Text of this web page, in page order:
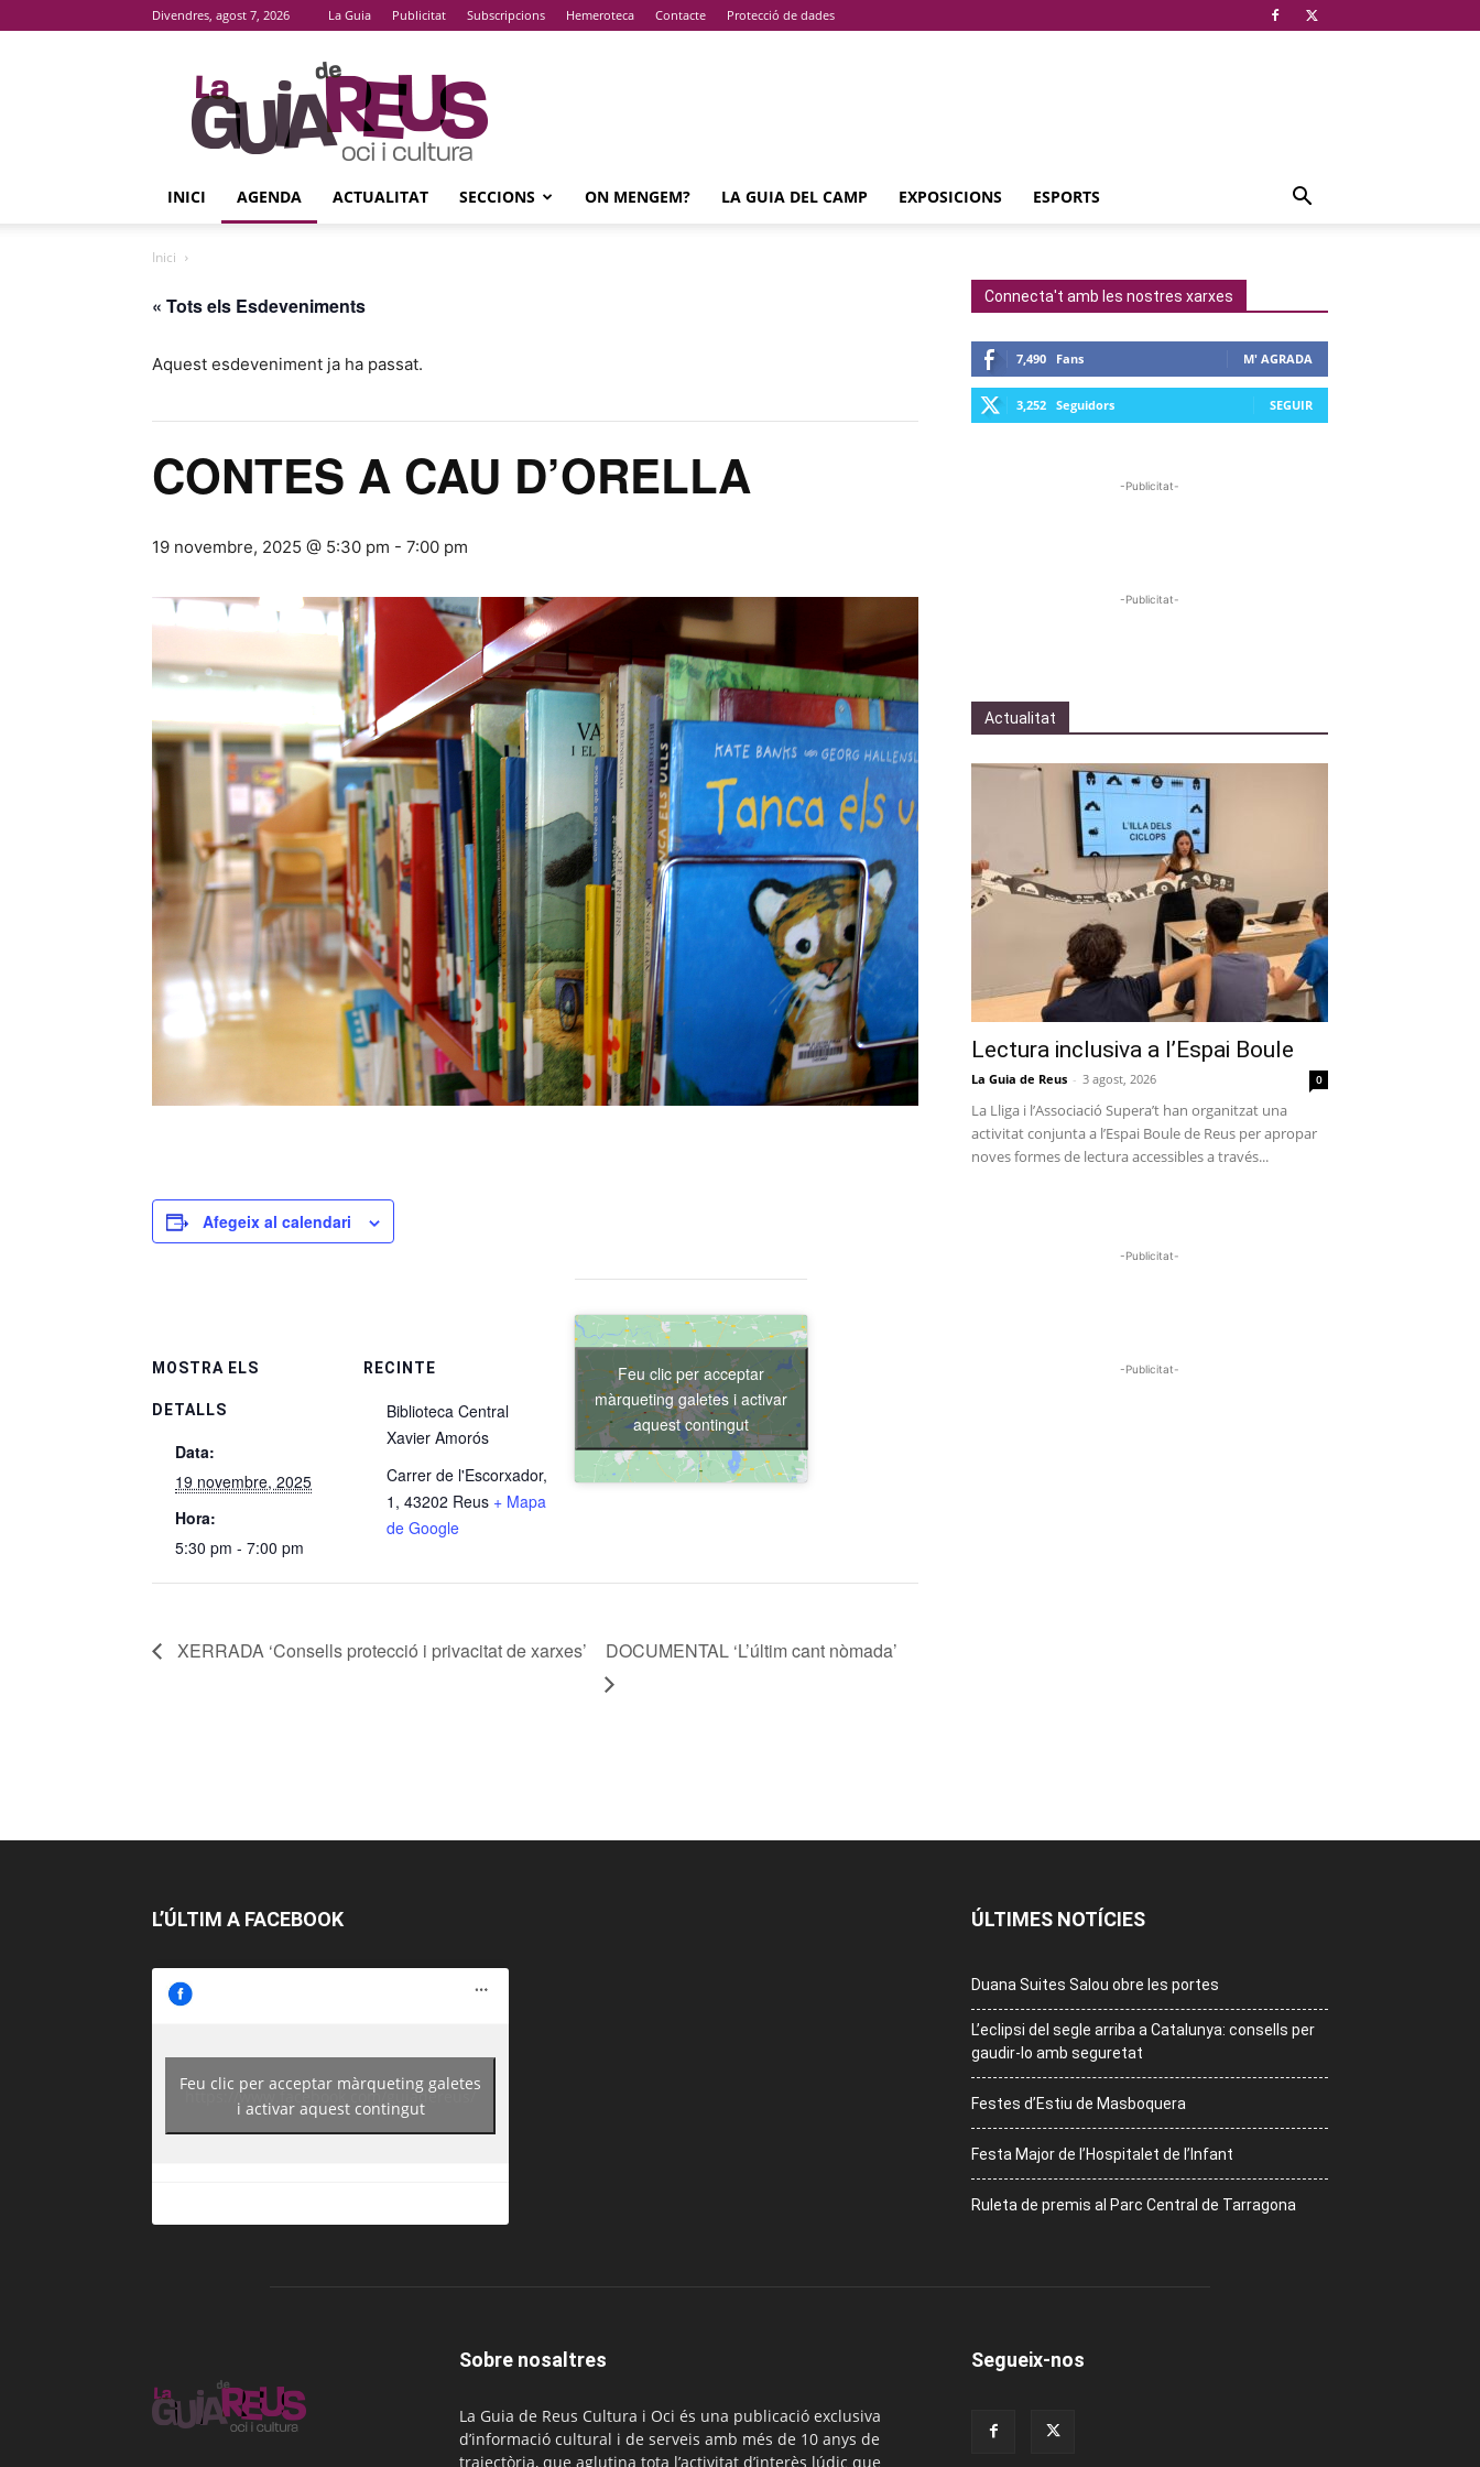
Divendres, agost 7, 2026 La Guia Publicitat Subscripcions Hemeroteca Contacte Protecció de dades
La
Guia
De
Reus
INICI AGENDA ACTUALITAT SECCIONS ON MENGEM? LA GUIA DEL CAMP EXPOSICIONS ESPORTS
Inici
« Tots els Esdeveniments
Aquest esdeveniment ja ha passat.
CONTES A CAU D’ORELLA
19 novembre, 2025 @ 5:30 pm - 7:00 pm
Afegeix al calendari
MOSTRA ELS
DETALLS
Data:
19 novembre, 2025
Hora:
5:30 pm - 7:00 pm
RECINTE
Biblioteca Central
Xavier Amorós
Carrer de l'Escorxador,
1, 43202 Reus + Mapa
de Google
Feu clic per acceptar
màrqueting galetes i activar
aquest contingut
XERRADA ‘Consells protecció i privacitat de xarxes’ DOCUMENTAL ‘L’últim cant nòmada’
Connecta't amb les nostres xarxes
7,490 Fans M' AGRADA
3,252 Seguidors SEGUIR
-Publicitat-
-Publicitat-
Actualitat
Lectura inclusiva a l’Espai Boule
La Guia de Reus - 3 agost, 2026 0
La Lliga i l’Associació Supera’t han organitzat una
activitat conjunta a l’Espai Boule de Reus per apropar
noves formes de lectura accessibles a través...
-Publicitat-
-Publicitat-
L’ÚLTIM A FACEBOOK
https://www.facebook.com/guiadereus/
Feu clic per acceptar màrqueting galetes
i activar aquest contingut
ÚLTIMES NOTÍCIES
Duana Suites Salou obre les portes
L’eclipsi del segle arriba a Catalunya: consells per
gaudir-lo amb seguretat
Festes d’Estiu de Masboquera
Festa Major de l’Hospitalet de l’Infant
Ruleta de premis al Parc Central de Tarragona
Sobre nosaltres
La Guia de Reus Cultura i Oci és una publicació exclusiva
d’informació cultural i de serveis amb més de 10 anys de
trajectòria, que aglutina tota l’activitat d’interès lúdic que
Segueix-nos